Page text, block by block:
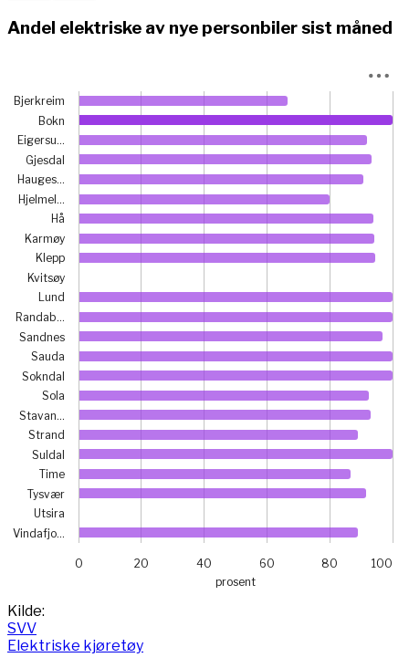
Andel elektriske av nye personbiler sist måned
Bar chart with 23 bars.
View as data table, Chart
The chart has 1 X axis displaying categories.
The chart has 1 Y axis displaying prosent. Data ranges
prosent
Bjerkreim
Bokn
Eigersu…
Gjesdal
Hauges…
Hjelmel…
Hå
Karmøy
Klepp
Kvitsøy
Lund
Randab…
Sandnes
Sauda
Sokndal
Sola
Stavan…
Strand
Suldal
Time
Tysvær
Utsira
Vindafjo…
0 20 40 60 80 100
End of interactive chart.
Kilde:
SVV
Elektriske kjøretøy